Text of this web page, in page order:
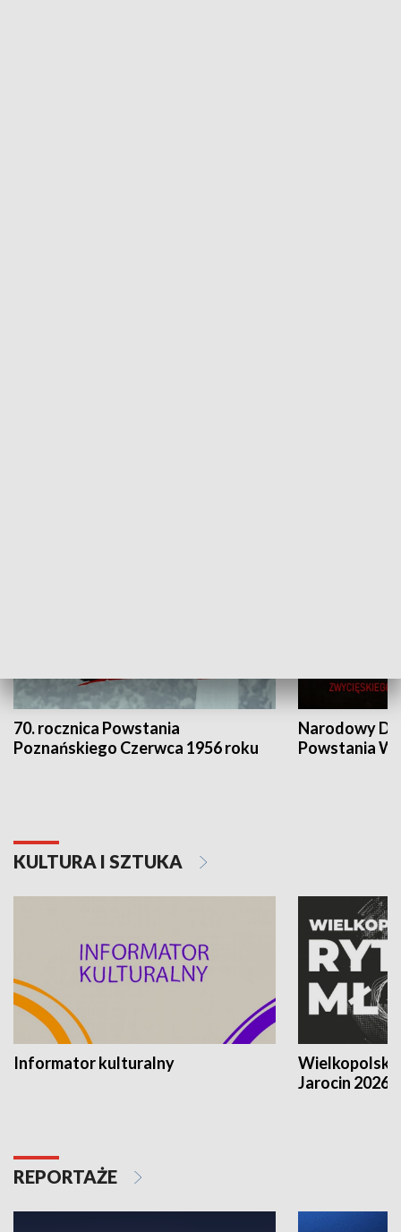
70. rocznica Powstania
Poznańskiego Czerwca 1956 roku
Narodowy
Powstania
KULTURA I SZTUKA
Informator kulturalny
Jarocin 2026
REPORTAŻE